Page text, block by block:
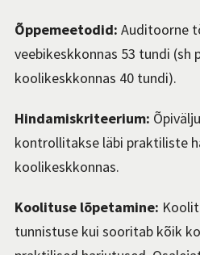
Õppemeetodid: Auditoorne
veebikeskkonnas 53 tundi (sh
koolikeskkonnas 40 tundi).
Hindamiskriteerium:
kontrollitakse läbi praktiliste
koolikeskkonnas.
Koolituse lõpetamine:
tunnistuse kui sooritab kõik